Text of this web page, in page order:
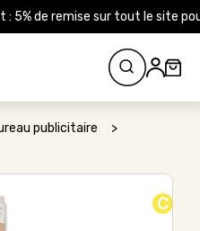
5% de remise sur tout le site
publicitaire
>
C